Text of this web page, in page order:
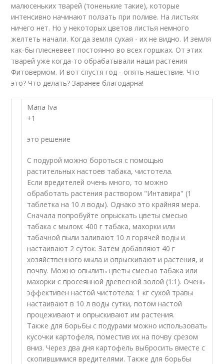
малюсеньких тварей (тоненькие такие), которые
интенсивно начинают ползать при поливе. На листьях
ничего нет. Но у некоторых цветов листья немного
желтеть начали. Когда земля сухая - их не видно. И земля
как-бы плесневеет постоянно во всех горшках. От этих
тварей уже когда-то обрабатывали наши растения
Фитовермом. И вот спустя год - опять нашествие. Что
это? Что делать? Заранее благодарна!
Maria Iva
+1
это решение
С подурой можно бороться с помощью
растительных настоев табака, чистотела.
Если вредителей очень много, то можно
обработать растения раствором "Интавира" (1
таблетка на 10 л воды). Однако это крайняя мера.
Сначала попробуйте опрыскать цветы смесью
табака с мылом: 400 г табака, махорки или
табачной пыли заливают 10 л горячей воды и
настаивают 2 суток. Затем добавляют 40 г
хозяйственного мыла и опрыскивают и растения, и
почву. Можно опылить цветы смесью табака или
махорки с просеянной древесной золой (1:1). Очень
эффективен настой чистотела: 1 кг сухой травы
настаивают в 10 л воды сутки, потом настой
процеживают и опрыскивают им растения.
Также для борьбы с подурами можно использовать
кусочки картофеля, поместив их на почву срезом
вниз. Через два дня картофель выбросить вместе с
скопившимися вредителями. Также для борьбы